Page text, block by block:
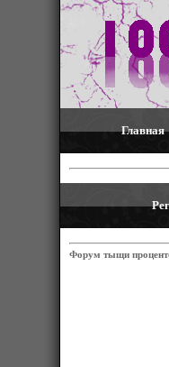
Главная
Форум тыщи